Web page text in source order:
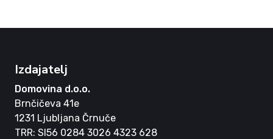
Izdajatelj
Domovina d.o.o.
Brnčičeva 41e
1231 Ljubljana Črnuče
TRR: SI56 0284 3026 4323 628